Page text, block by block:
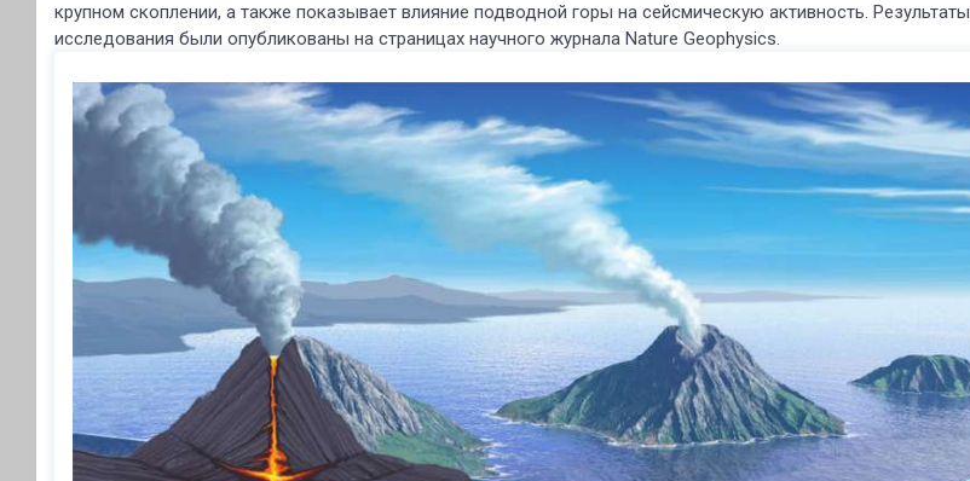
крупном скоплении, а также показывает влияние подводной горы на сейсмическую активность. Результаты
исследования были опубликованы на страницах научного журнала Nature Geophysics.